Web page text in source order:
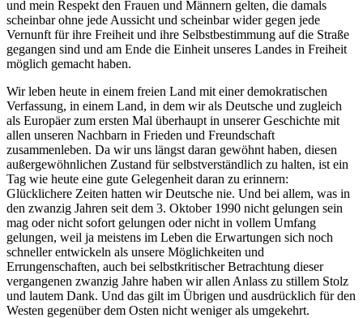
und mein Respekt den Frauen und Männern gelten, die damals
scheinbar ohne jede Aussicht und scheinbar wider gegen jede
Vernunft für ihre Freiheit und ihre Selbstbestimmung auf die Straße
gegangen sind und am Ende die Einheit unseres Landes in Freiheit
möglich gemacht haben.
Wir leben heute in einem freien Land mit einer demokratischen
Verfassung, in einem Land, in dem wir als Deutsche und zugleich
als Europäer zum ersten Mal überhaupt in unserer Geschichte mit
allen unseren Nachbarn in Frieden und Freundschaft
zusammenleben. Da wir uns längst daran gewöhnt haben, diesen
außergewöhnlichen Zustand für selbstverständlich zu halten, ist ein
Tag wie heute eine gute Gelegenheit daran zu erinnern:
Glücklichere Zeiten hatten wir Deutsche nie. Und bei allem, was in
den zwanzig Jahren seit dem 3. Oktober 1990 nicht gelungen sein
mag oder nicht sofort gelungen oder nicht in vollem Umfang
gelungen, weil ja meistens im Leben die Erwartungen sich noch
schneller entwickeln als unsere Möglichkeiten und
Errungenschaften, auch bei selbstkritischer Betrachtung dieser
vergangenen zwanzig Jahre haben wir allen Anlass zu stillem Stolz
und lautem Dank. Und das gilt im Übrigen und ausdrücklich für den
Westen gegenüber dem Osten nicht weniger als umgekehrt.